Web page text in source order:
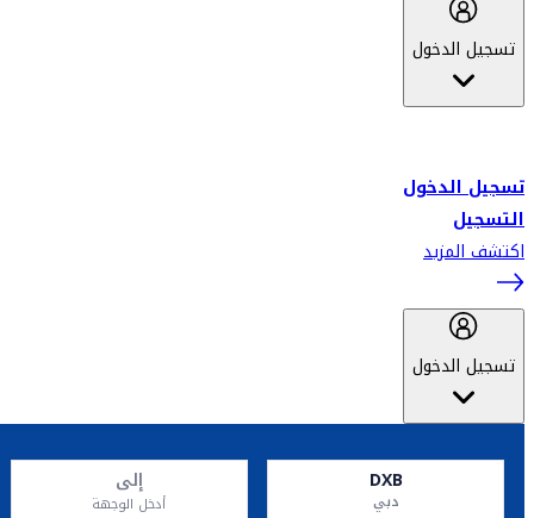
تسجيل الدخول
تسجيل الدخول
التسجيل
اكتشف المزيد
تسجيل الدخول
DXB
دبي
إلى
أدخل الوجهة